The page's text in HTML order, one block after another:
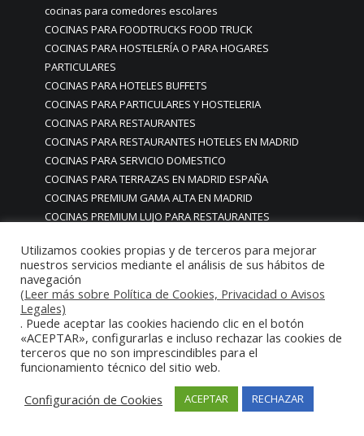
cocinas para comedores escolares
COCINAS PARA FOODTRUCKS FOOD TRUCK
COCINAS PARA HOSTELERÍA O PARA HOGARES
PARTICULARES
COCINAS PARA HOTELES BUFFETS
COCINAS PARA PARTICULARES Y HOSTELERIA
COCINAS PARA RESTAURANTES
COCINAS PARA RESTAURANTES HOTELES EN MADRID
COCINAS PARA SERVICIO DOMESTICO
COCINAS PARA TERRAZAS EN MADRID ESPAÑA
COCINAS PREMIUM GAMA ALTA EN MADRID
COCINAS PREMIUM LUJO PARA RESTAURANTES
COCINAS PREMIUM MADRID
COCINAS PREMIUM PROFESIONALES MADRID
COCINAS PROFESIONALES
COCINAS PROFESIONALES • MOBILIARIO • ENCIMERAS •
REVESTIMIENTOS • ESTRUCTURAS • ELEMENTOS
DECORATIVOS ACERO INOXIDABLE
COCINAS PROFESIONALES A MEDIDA PERSONALIZADAS PARA
COCINAS PROFESIONALES ACERO INOXIDABLE
Utilizamos cookies propias y de terceros para mejorar
nuestros servicios mediante el análisis de sus hábitos de
navegación
(Leer más sobre Política de Cookies, Privacidad o Avisos
Legales)
. Puede aceptar las cookies haciendo clic en el botón
«ACEPTAR», configurarlas e incluso rechazar las cookies de
terceros que no son imprescindibles para el
funcionamiento técnico del sitio web.
Configuración de Cookies
ACEPTAR RECHAZAR